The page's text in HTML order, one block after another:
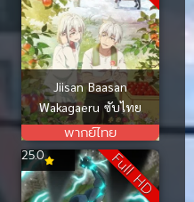
Jiisan Baasan
Wakagaeru ซับไทย
พากย์ไทย
Full HD
25.0